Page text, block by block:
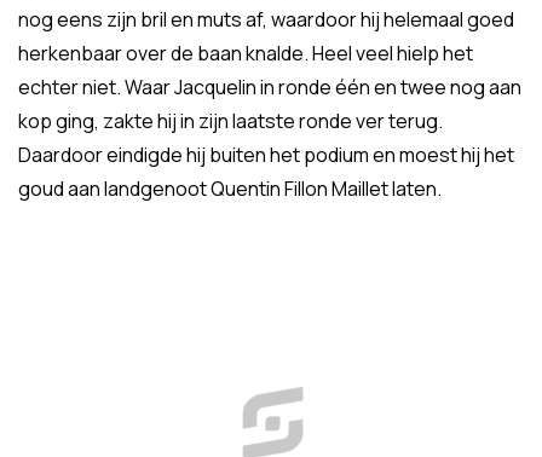
nog eens zijn bril en muts af, waardoor hij helemaal goed
herkenbaar over de baan knalde. Heel veel hielp het
echter niet. Waar Jacquelin in ronde één en twee nog aan
kop ging, zakte hij in zijn laatste ronde ver terug.
Daardoor eindigde hij buiten het podium en moest hij het
goud aan landgenoot Quentin Fillon Maillet laten.